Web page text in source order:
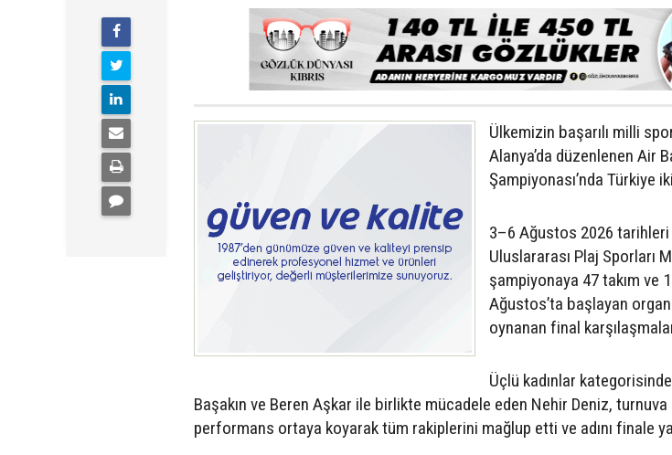
Ülkemizin başarılı milli
Alanya’da düzenlenen Air
Şampiyonası’nda Türkiye
3–6 Ağustos 2026
Uluslararası Plaj Sporları
şampiyonaya 47 takım ve
Ağustos’ta başlayan
oynanan final
Üçlü kadınlar
Başakın ve Beren Aşkar ile birlikte mücadele eden Nehir Deniz, turnuva
performans ortaya koyarak tüm rakiplerini mağlup etti ve adını finale